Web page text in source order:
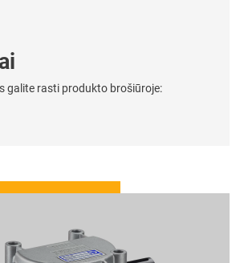
galite rasti produkto brošiūroje: